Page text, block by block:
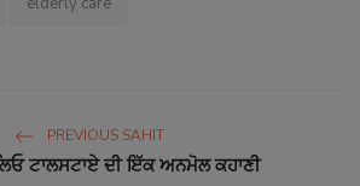
PREVIOUS SAHIT
ਟਾਲਸਟਾਏ ਦੀ ਇੱਕ ਅਨਮੋਲ ਕਹਾਣੀ